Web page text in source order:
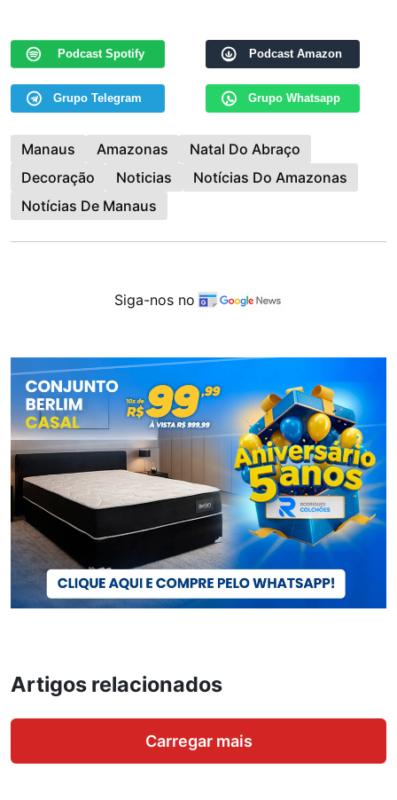
Podcast Spotify Podcast Amazon
Grupo Telegram Grupo Whatsapp
Manaus Amazonas
Natal Do Abraço
Decoração
Noticias
Notícias Do Amazonas
Notícias De Manaus
Siga-nos no
Artigos relacionados
Carregar mais